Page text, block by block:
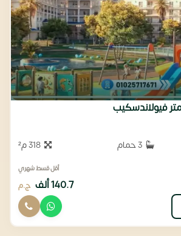
318 م²
أقل قسط شهري
140.7 ألف ج.م